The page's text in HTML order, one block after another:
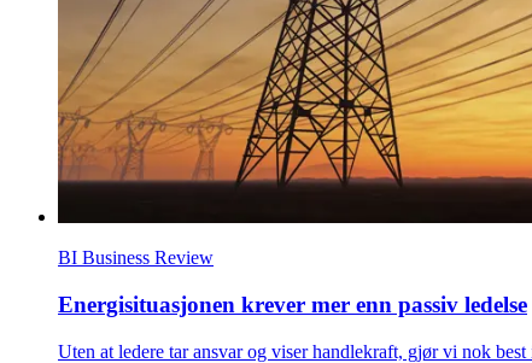
BI Business Review
Energisituasjonen krever mer enn passiv ledelse
Uten at ledere tar ansvar og viser handlekraft, gjør vi nok